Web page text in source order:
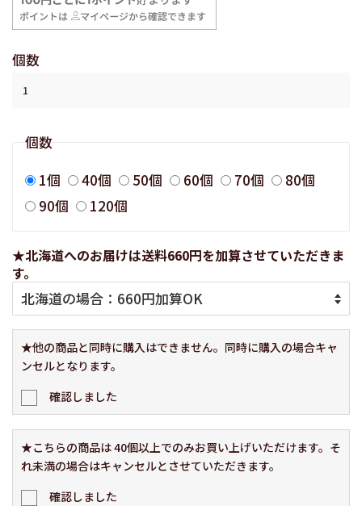
価
格
価
格
個数
個数
1個
40個 50個 60個 70個
80個
90個
120個
★北海道へのお届けは送料660円を加算させていただきま
す。
★他の商品と同時に購入はできません。同時に購入の場合キャ
ンセルとなります。
確認しました
★こちらの商品は 40個以上でのみお買い上げいただけます。そ
れ未満の場合はキャンセルとさせていただきます。
確認しました